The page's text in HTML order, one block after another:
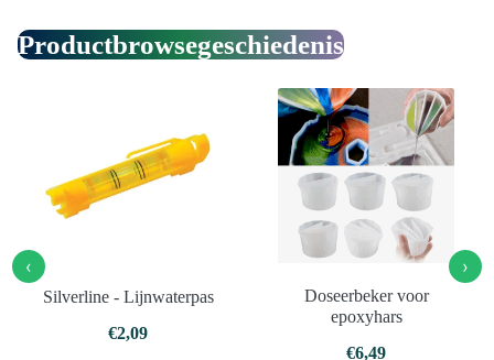
Productbrowsegeschiedenis
Silverline - Lijnwaterpas
€2,09
Doseerbeker voor
epoxyhars
€6,49
‹ ›